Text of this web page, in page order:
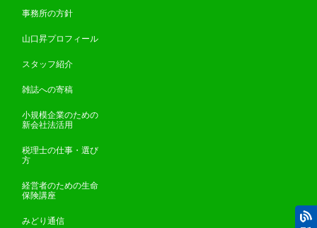
事務所の方針
山口昇プロフィール
スタッフ紹介
雑誌への寄稿
小規模企業のための
新会社法活用
税理士の仕事・選び
方
経営者のための生命
保険講座
みどり通信